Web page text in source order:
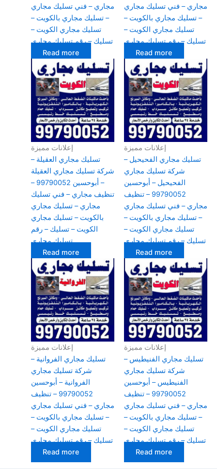
مجاري – فني تسليك مجاري
– تسليك مجاري بالكويت –
تسليك مجاري الكويت –
تسليك – رقم تسليك مجاري
Read more
مجاري – فني تسليك مجاري
– تسليك مجاري بالكويت –
تسليك مجاري الكويت –
تسليك – رقم تسليك مجاري
Read more
إعلانات مميزة
تسليك مجاري العقيلة –
شركة تسليك مجاري العقيلة
– أبوحسين 99790052 –
تنظيف مجاري – فني تسليك
مجاري – تسليك مجاري
بالكويت – تسليك مجاري
الكويت – تسليك – رقم
تسليك مجاري
Read more
إعلانات مميزة
تسليك مجاري الفحيحيل –
شركة تسليك مجاري
الفحيحيل – أبوحسين
99790052 – تنظيف
مجاري – فني تسليك مجاري
– تسليك مجاري بالكويت –
تسليك مجاري الكويت –
تسليك – رقم تسليك مجاري
Read more
إعلانات مميزة
تسليك مجاري الفروانية –
شركة تسليك مجاري
الفروانية – أبوحسين
99790052 – تنظيف
مجاري – فني تسليك مجاري
– تسليك مجاري بالكويت –
تسليك مجاري الكويت –
تسليك – رقم تسليك مجاري
Read more
إعلانات مميزة
تسليك مجاري الفنيطيس –
شركة تسليك مجاري
الفنيطيس – أبوحسين
99790052 – تنظيف
مجاري – فني تسليك مجاري
– تسليك مجاري بالكويت –
تسليك مجاري الكويت –
تسليك – رقم تسليك مجاري
Read more